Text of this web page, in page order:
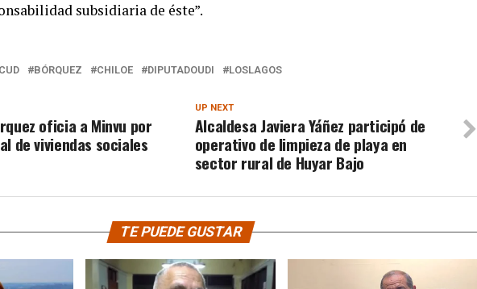
subsidiaria de éste”.
BÓRQUEZ CHILOE DIPUTADOUDI LOSLAGOS
UP NEXT
Alcaldesa Javiera Yáñez participó de
operativo de limpieza de playa en
sector rural de Huyar Bajo
oficia a Minvu por
de viviendas sociales
TE PUEDE GUSTAR